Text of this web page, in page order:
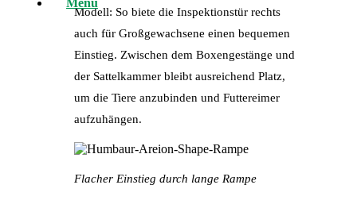
Menü
Modell: So biete die Inspektionstür rechts
auch für Großgewachsene einen bequemen
Einstieg. Zwischen dem Boxengestänge und
der Sattelkammer bleibt ausreichend Platz,
um die Tiere anzubinden und Futtereimer
aufzuhängen.
Flacher Einstieg durch lange Rampe